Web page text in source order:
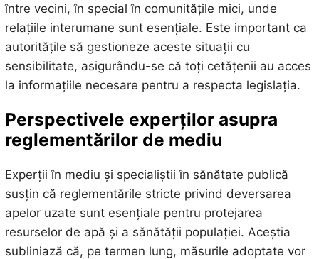
între vecini, în special în comunitățile mici, unde
relațiile interumane sunt esențiale. Este important ca
autoritățile să gestioneze aceste situații cu
sensibilitate, asigurându-se că toți cetățenii au acces
la informațiile necesare pentru a respecta legislația.
Perspectivele experților asupra
reglementărilor de mediu
Experții în mediu și specialiștii în sănătate publică
susțin că reglementările stricte privind deversarea
apelor uzate sunt esențiale pentru protejarea
resurselor de apă și a sănătății populației. Aceștia
subliniază că, pe termen lung, măsurile adoptate vor